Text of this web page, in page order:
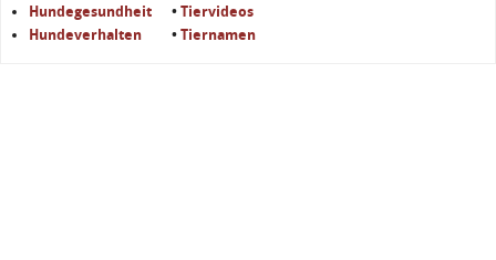
Hundegesundheit • Tiervideos
Hundeverhalten • Tiernamen